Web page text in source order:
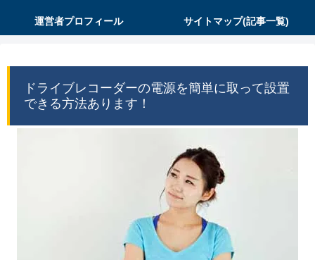
運営者プロフィール サイトマップ(記事一覧)
ドライブレコーダーの電源を簡単に取って設置
できる方法あります！